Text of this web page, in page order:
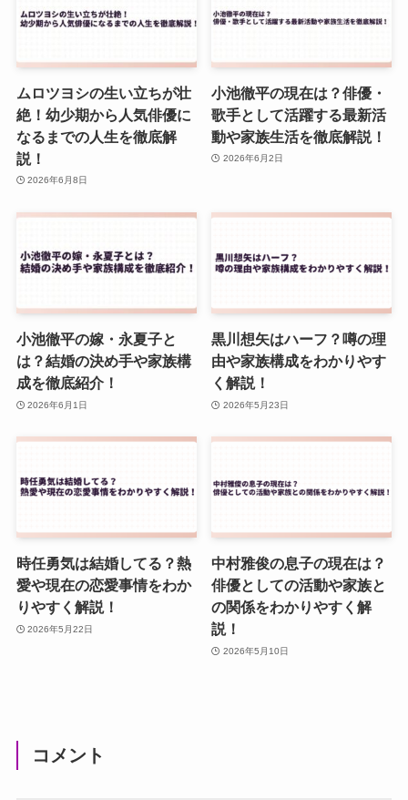
ムロツヨシの生い立ちが壮
絶！幼少期から人気俳優に
なるまでの人生を徹底解
説！
2026年6月8日
小池徹平の現在は？俳優・
歌手として活躍する最新活
動や家族生活を徹底解説！
2026年6月2日
小池徹平の嫁・永夏子と
は？結婚の決め手や家族構
成を徹底紹介！
2026年6月1日
黒川想矢はハーフ？噂の理
由や家族構成をわかりやす
く解説！
2026年5月23日
時任勇気は結婚してる？熱
愛や現在の恋愛事情をわか
りやすく解説！
2026年5月22日
中村雅俊の息子の現在は？
俳優としての活動や家族と
の関係をわかりやすく解
説！
2026年5月10日
コメント